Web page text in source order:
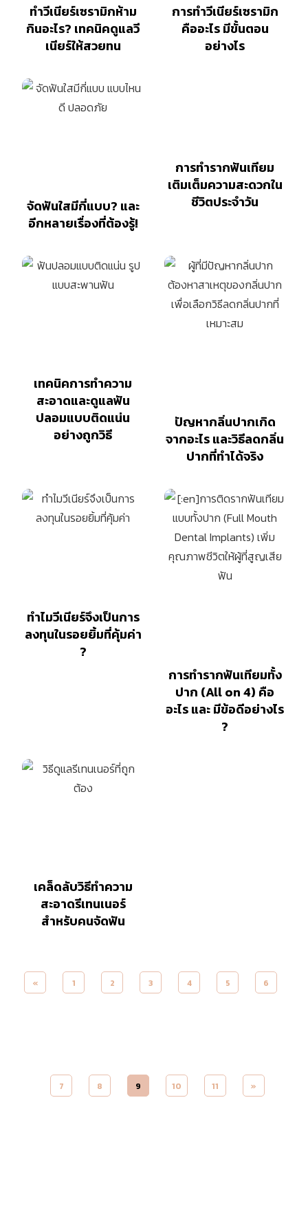
ทำวีเนียร์เซรามิกห้าม
กินอะไร? เทคนิคดูแลวี
เนียร์ให้สวยทน
การทำวีเนียร์เซรามิก
คืออะไร มีขั้นตอน
อย่างไร
จัดฟันใสมีกี่แบบ? และ
อีกหลายเรื่องที่ต้องรู้!
การทำรากฟันเทียม
เติมเต็มความสะดวกใน
ชีวิตประจำวัน
เทคนิคการทำความ
สะอาดและดูแลฟัน
ปลอมแบบติดแน่น
อย่างถูกวิธี
ปัญหากลิ่นปากเกิด
จากอะไร และวิธีลดกลิ่น
ปากที่ทำได้จริง
ทำไมวีเนียร์จึงเป็นการ
ลงทุนในรอยยิ้มที่คุ้มค่า
?
การทำรากฟันเทียมทั้ง
ปาก (All on 4) คือ
อะไร และ มีข้อดีอย่างไร
?
เคล็ดลับวิธีทำความ
สะอาดรีเทนเนอร์
สำหรับคนจัดฟัน
« 1 2 3 4 5 6
7 8 9 10 11 »